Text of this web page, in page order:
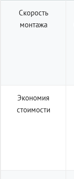
Скорость
монтажа
Экономия
стоимости